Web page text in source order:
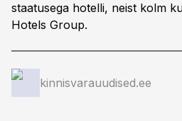
staatusega hotelli, neist kolm
Hotels Group.
kinnisvarauudised.ee